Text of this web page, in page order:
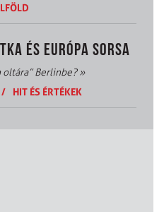
ÉS EURÓPA SORSA
oltára” Berlinbe?»
/ HIT ÉS ÉRTÉKEK